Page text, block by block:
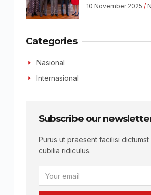
10 November 2025
Categories
Nasional
Internasional
Subscribe our
Purus ut praesent facilisi dictumst
cubilia ridiculus.